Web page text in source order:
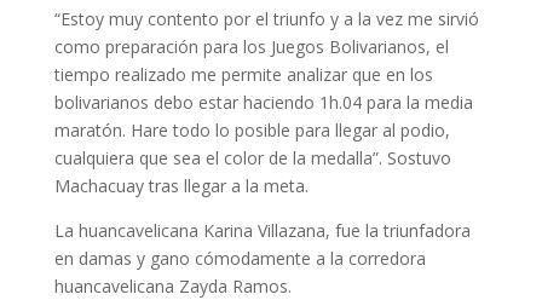
“Estoy muy contento por el triunfo y a la vez me sirvió
como preparación para los Juegos Bolivarianos, el
tiempo realizado me permite analizar que en los
bolivarianos debo estar haciendo 1h.04 para la media
maratón. Hare todo lo posible para llegar al podio,
cualquiera que sea el color de la medalla”. Sostuvo
Machacuay tras llegar a la meta.
La huancavelicana Karina Villazana, fue la triunfadora
en damas y gano cómodamente a la corredora
huancavelicana Zayda Ramos.